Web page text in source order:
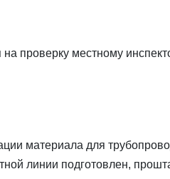
проверку местному
материала для
линии подготовлен,